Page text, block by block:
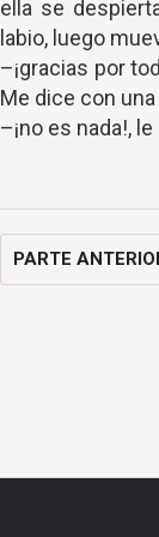
ella se
labio, luego
–¡gracias por
Me dice con
–¡no es nada!,
PARTE